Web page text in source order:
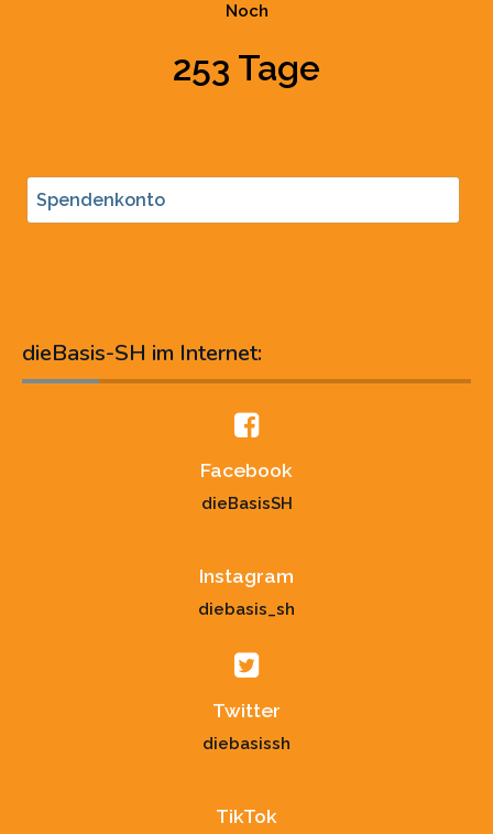
Noch
253 Tage
Spendenkonto
dieBasis-SH im Internet:
Facebook
dieBasisSH
Instagram
diebasis_sh
Twitter
diebasissh
TikTok